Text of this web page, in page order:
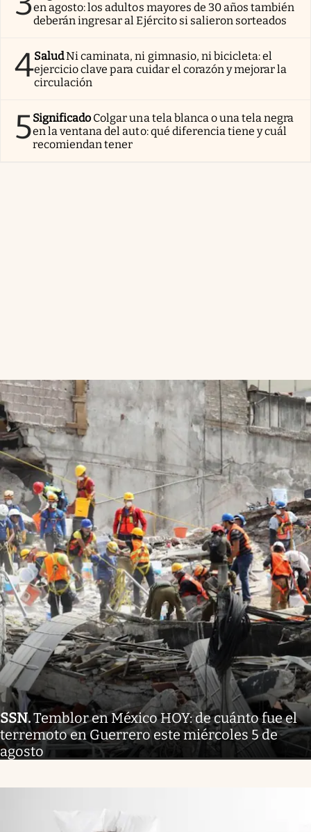
en agosto: los adultos mayores de 30 años también
deberán ingresar al Ejército si salieron sorteados
4SaludNi caminata, ni gimnasio, ni bicicleta: el
ejercicio clave para cuidar el corazón y mejorar la
circulación
5Significado Colgar una tela blanca o una tela negra
en la ventana del auto: qué diferencia tiene y cuál
recomiendan tener
SSN.Temblor en México HOY: de cuánto fue el
terremoto en Guerrero este miércoles 5 de
agosto